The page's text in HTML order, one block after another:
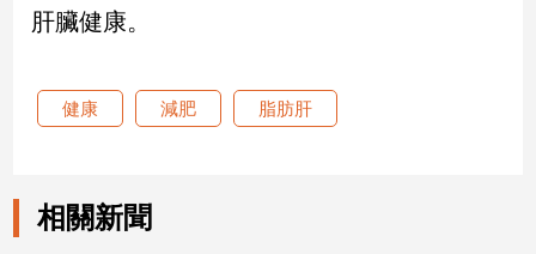
星
聞
行/
時
星
肝臟健康。
健康 減肥 脂肪肝
相關新聞